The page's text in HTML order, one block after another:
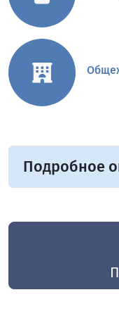
Подробное